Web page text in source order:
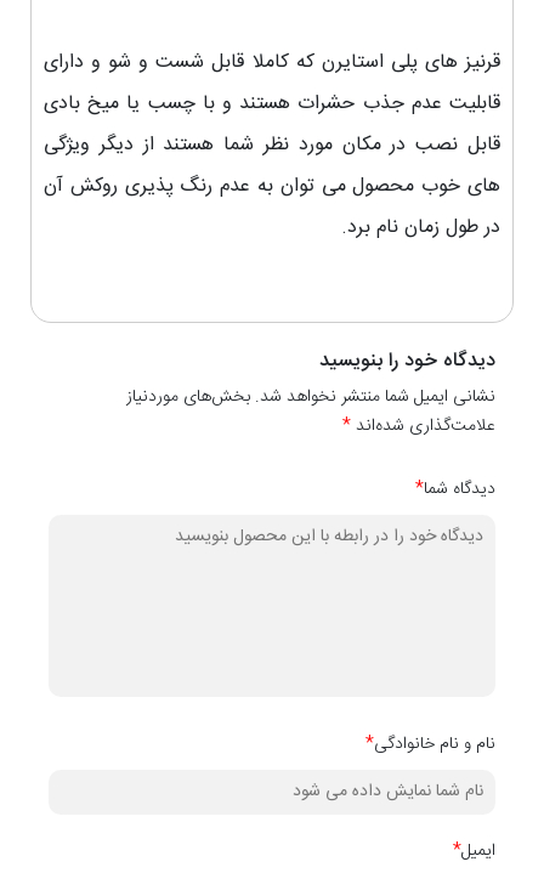
قرنیز های پلی استایرن که کاملا قابل شست و شو و دارای
قابلیت عدم جذب حشرات هستند و با چسب یا میخ بادی
قابل نصب در مکان مورد نظر شما هستند از دیگر ویژگی
های خوب محصول می توان به عدم رنگ پذیری روکش آن
در طول زمان نام برد.
دیدگاه خود را بنویسید
نشانی ایمیل شما منتشر نخواهد شد. بخش‌های موردنیاز
علامت‌گذاری شده‌اند*
دیدگاه شما*
نام و نام خانوادگی*
ایمیل*